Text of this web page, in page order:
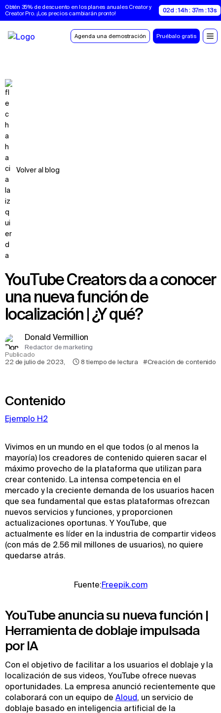
Obtén 35% de descuento en los planes anuales Creator y
Creator Pro. ¡Los precios cambiarán pronto!
02d : 14h : 37m : 12s
Agenda una demostración Pruébalo gratis
Volver al blog
YouTube Creators da a conocer
una nueva función de
localización | ¿Y qué?
Donald Vermillion
Redactor de marketing
Publicado
22 de julio de 2023, 8 tiempo de lectura #Creación de contenido
Contenido
Ejemplo H2
Vivimos en un mundo en el que todos (o al menos la
mayoría) los creadores de contenido quieren sacar el
máximo provecho de la plataforma que utilizan para
crear contenido. La intensa competencia en el
mercado y la creciente demanda de los usuarios hacen
que sea fundamental que estas plataformas ofrezcan
nuevos servicios y funciones, y proporcionen
actualizaciones oportunas. Y YouTube, que
actualmente es líder en la industria de compartir videos
(con más de 2.56 mil millones de usuarios), no quiere
quedarse atrás.
Fuente:Freepik.com
YouTube anuncia su nueva función |
Herramienta de doblaje impulsada
por IA
Con el objetivo de facilitar a los usuarios el doblaje y la
localización de sus videos, YouTube ofrece nuevas
oportunidades. La empresa anunció recientemente que
colaborará con un equipo de Aloud, un servicio de
doblaje basado en inteligencia artificial de la